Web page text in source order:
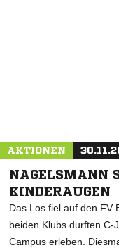
AKTIONEN
NAGELSMANN
KINDERAUGEN
Das Los fiel auf den FV
beiden Klubs durften C-
Campus erleben.